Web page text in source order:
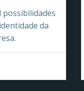
possibilidades
da